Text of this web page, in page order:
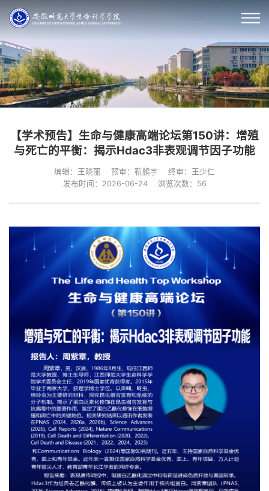
【学术预告】生命与健康高端论坛第150讲：增殖
与死亡的平衡：揭示Hdac3非表观调节因子功能
编辑：王晓丽 预审：靳鹏宇
终审：王少仁
发布时间：2026-06-24
浏览次数： 56